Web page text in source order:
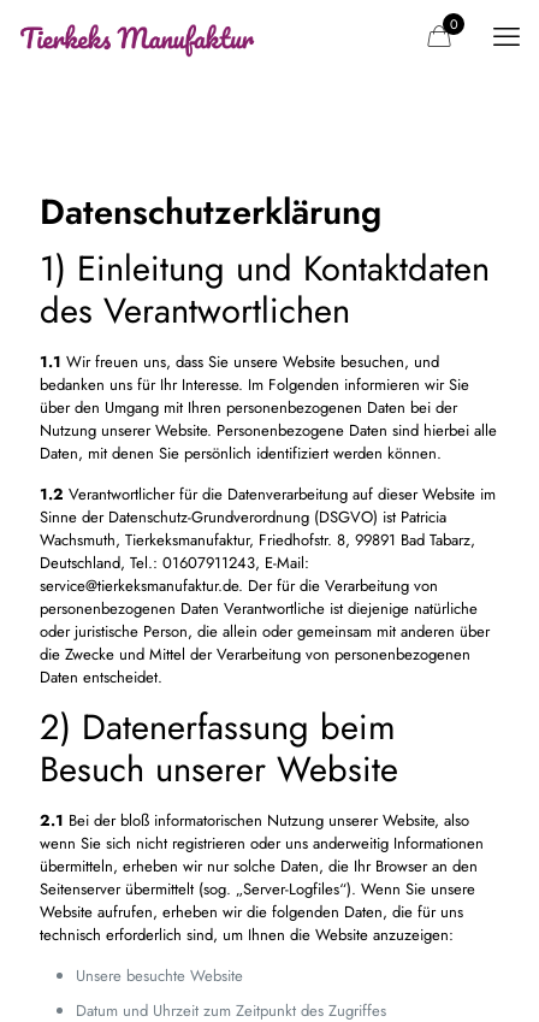
0
Datenschutzerklärung
1) Einleitung und Kontaktdaten
des Verantwortlichen
1.1 Wir freuen uns, dass Sie unsere Website besuchen, und
bedanken uns für Ihr Interesse. Im Folgenden informieren wir Sie
über den Umgang mit Ihren personenbezogenen Daten bei der
Nutzung unserer Website. Personenbezogene Daten sind hierbei alle
Daten, mit denen Sie persönlich identifiziert werden können.
1.2 Verantwortlicher für die Datenverarbeitung auf dieser Website im
Sinne der Datenschutz-Grundverordnung (DSGVO) ist Patricia
Wachsmuth, Tierkeksmanufaktur, Friedhofstr. 8, 99891 Bad Tabarz,
Deutschland, Tel.: 01607911243, E-Mail:
service@tierkeksmanufaktur.de. Der für die Verarbeitung von
personenbezogenen Daten Verantwortliche ist diejenige natürliche
oder juristische Person, die allein oder gemeinsam mit anderen über
die Zwecke und Mittel der Verarbeitung von personenbezogenen
Daten entscheidet.
2) Datenerfassung beim
Besuch unserer Website
2.1 Bei der bloß informatorischen Nutzung unserer Website, also
wenn Sie sich nicht registrieren oder uns anderweitig Informationen
übermitteln, erheben wir nur solche Daten, die Ihr Browser an den
Seitenserver übermittelt (sog. „Server-Logfiles“). Wenn Sie unsere
Website aufrufen, erheben wir die folgenden Daten, die für uns
technisch erforderlich sind, um Ihnen die Website anzuzeigen:
Unsere besuchte Website
Datum und Uhrzeit zum Zeitpunkt des Zugriffes